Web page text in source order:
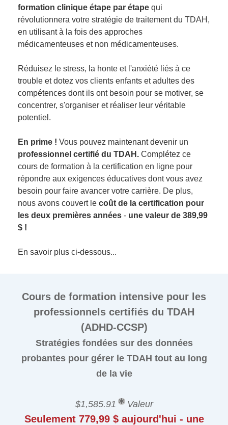
formation clinique étape par étape qui
révolutionnera votre stratégie de traitement du TDAH,
en utilisant à la fois des approches
médicamenteuses et non médicamenteuses.
Réduisez le stress, la honte et l'anxiété liés à ce
trouble et dotez vos clients enfants et adultes des
compétences dont ils ont besoin pour se motiver, se
concentrer, s'organiser et réaliser leur véritable
potentiel.
En prime ! Vous pouvez maintenant devenir un
professionnel certifié du TDAH. Complétez ce
cours de formation à la certification en ligne pour
répondre aux exigences éducatives dont vous avez
besoin pour faire avancer votre carrière. De plus,
nous avons couvert le coût de la certification pour
les deux premières années - une valeur de 389,99
$ !
En savoir plus ci-dessous...
Cours de formation intensive pour les
professionnels certifiés du TDAH
(ADHD-CCSP)
Stratégies fondées sur des données
probantes pour gérer le TDAH tout au long
de la vie
$1,585.91 Valeur
Seulement 779,99 $ aujourd'hui - une